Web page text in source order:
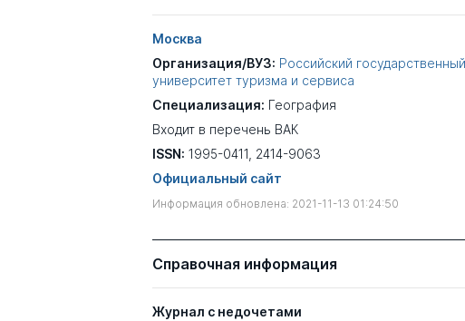
Москва
Организация/ВУЗ: Российский государственный
университет туризма и сервиса
Специализация: География
Входит в перечень ВАК
ISSN: 1995-0411, 2414-9063
Официальный сайт
Информация обновлена: 2021-11-13 01:24:50
Справочная информация
Журнал с недочетами